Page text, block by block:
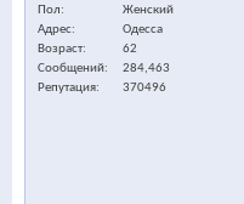
Пол
Женский
Адрес
Одесса
Возраст
62
Сообщений
284,463
Репутация
370496